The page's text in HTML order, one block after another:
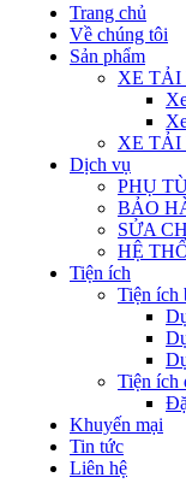
Trang chủ
Về chúng tôi
Sản phẩm
XE TẢI
XE TẢI
Dịch vụ
PHỤ
BẢO
SỬA
HỆ
Tiện ích
Tiện ích
Tiện ích
Khuyến mại
Tin tức
Liên hệ